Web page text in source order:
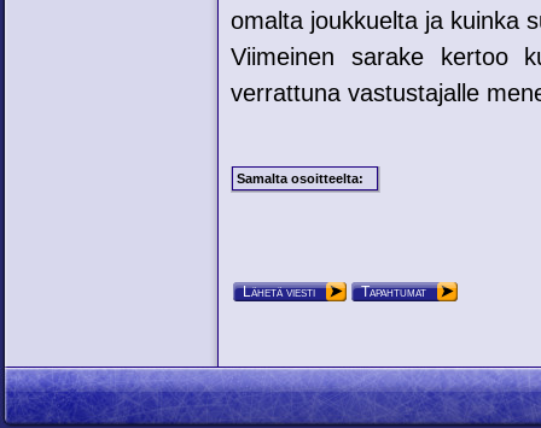
omalta joukkuelta ja kuinka
Viimeinen sarake kertoo
verrattuna vastustajalle
Samalta osoitteelta:
Lähetä viesti Tapahtumat